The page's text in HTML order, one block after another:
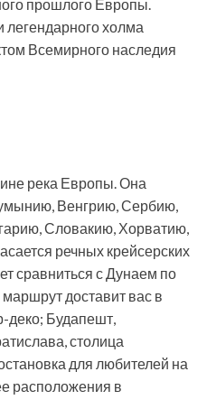
прошлого Европы.
холма
Всемирного наследия
река Европы. Она
Венгрию, Сербию,
Словакию, Хорватию,
речных крейсерских
сравниться с Дунаем по
доставит вас в
деко; Будапешт,
столица
для любителей на
расположения в